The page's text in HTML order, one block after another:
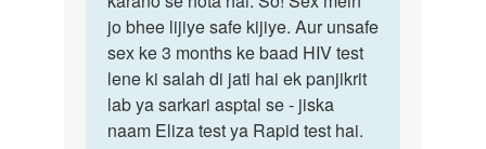
by
Harsh
T
p
jo bhee lijiye safe kijiye. Aur unsafe
sex ke 3 months ke baad HIV test
lene ki salah di jati hai ek panjikrit
lab ya sarkari asptal se - jiska
naam Eliza test ya Rapid test hai.